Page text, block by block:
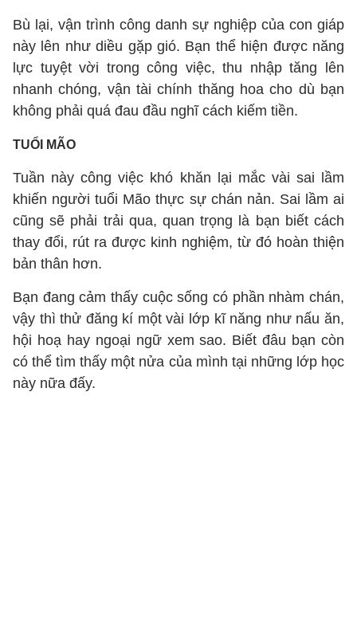
Bù lại, vận trình công danh sự nghiệp của con giáp
này lên như diều gặp gió. Bạn thể hiện được năng
lực tuyệt vời trong công việc, thu nhập tăng lên
nhanh chóng, vận tài chính thăng hoa cho dù bạn
không phải quá đau đầu nghĩ cách kiếm tiền.
TUỔI MÃO
Tuần này công việc khó khăn lại mắc vài sai lầm
khiến người tuổi Mão thực sự chán nản. Sai lầm ai
cũng sẽ phải trải qua, quan trọng là bạn biết cách
thay đổi, rút ra được kinh nghiệm, từ đó hoàn thiện
bản thân hơn.
Bạn đang cảm thấy cuộc sống có phần nhàm chán,
vậy thì thử đăng kí một vài lớp kĩ năng như nấu ăn,
hội hoạ hay ngoại ngữ xem sao. Biết đâu bạn còn
có thể tìm thấy một nửa của mình tại những lớp học
này nữa đấy.